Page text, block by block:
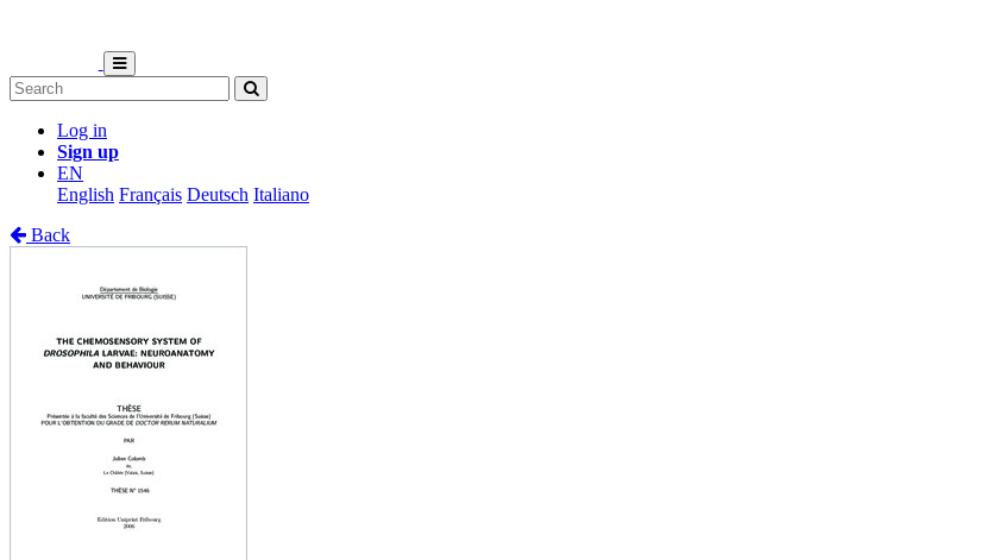
Log in
Sign up
EN
English Français Deutsch Italiano
Back